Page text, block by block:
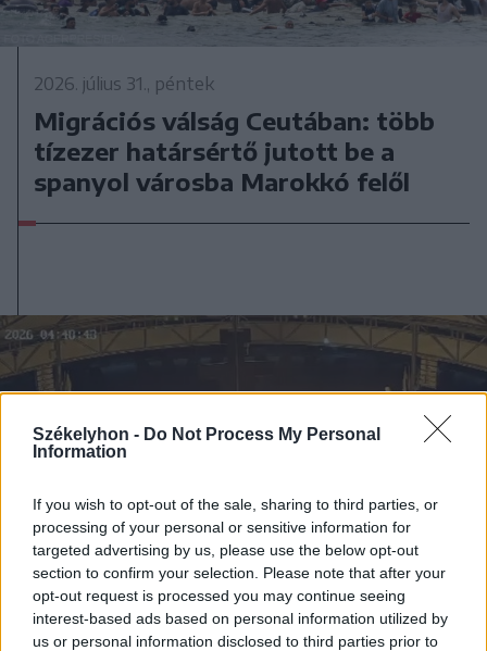
Székelyhon - Do Not Process My Personal
Information
If you wish to opt-out of the sale, sharing to third parties, or
processing of your personal or sensitive information for
targeted advertising by us, please use the below opt-out
section to confirm your selection. Please note that after your
opt-out request is processed you may continue seeing
interest-based ads based on personal information utilized by
us or personal information disclosed to third parties prior to
2026. július 31., péntek
Migrációs válság Ceutában: több
tízezer határsértő jutott be a
spanyol városba Marokkó felől